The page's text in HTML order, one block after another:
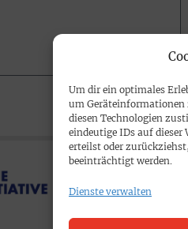
Um dir ein optimales
um Geräteinformationen
diesen Technologien
eindeutige IDs auf
erteilst oder
beeinträchtigt werden.
Dienste verwalten